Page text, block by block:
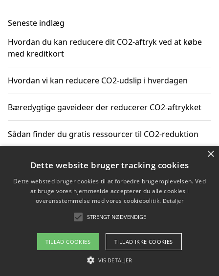
Seneste indlæg
Hvordan du kan reducere dit CO2-aftryk ved at købe
med kreditkort
Hvordan vi kan reducere CO2-udslip i hverdagen
Bæredygtige gaveideer der reducerer CO2-aftrykket
Sådan finder du gratis ressourcer til CO2-reduktion
Hvordan gadgets til hjemmet kan reducere CO2-udslip
Copyright 2026 - Pilanto Aps
Om / kontakt
Blog Betingelser
×
Dette website bruger tracking cookies
Dette websted bruger cookies til at forbedre brugeroplevelsen. Ved
at bruge vores hjemmeside accepterer du alle cookies i
overensstemmelse med vores cookiepolitik. Detaljer
STRENGT NØDVENDIGE
TILLAD COOKIES TILLAD IKKE COOKIES
VIS DETALJER